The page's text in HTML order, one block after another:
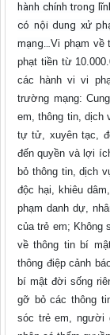
hành chính trong
có nội dung xử
mạng…Vi phạm về
phạt tiền từ
các hành vi vi
trường mạng:
em, thông tin, dịch
tự tử, xuyên tạc,
đến quyền và lợi
bỏ thông tin, dịch
độc hại, khiêu
phạm danh dự,
của trẻ em; Không
về thông tin bí
thông điệp cảnh
bí mật đời sống
gỡ bỏ các thông
sóc trẻ em, người